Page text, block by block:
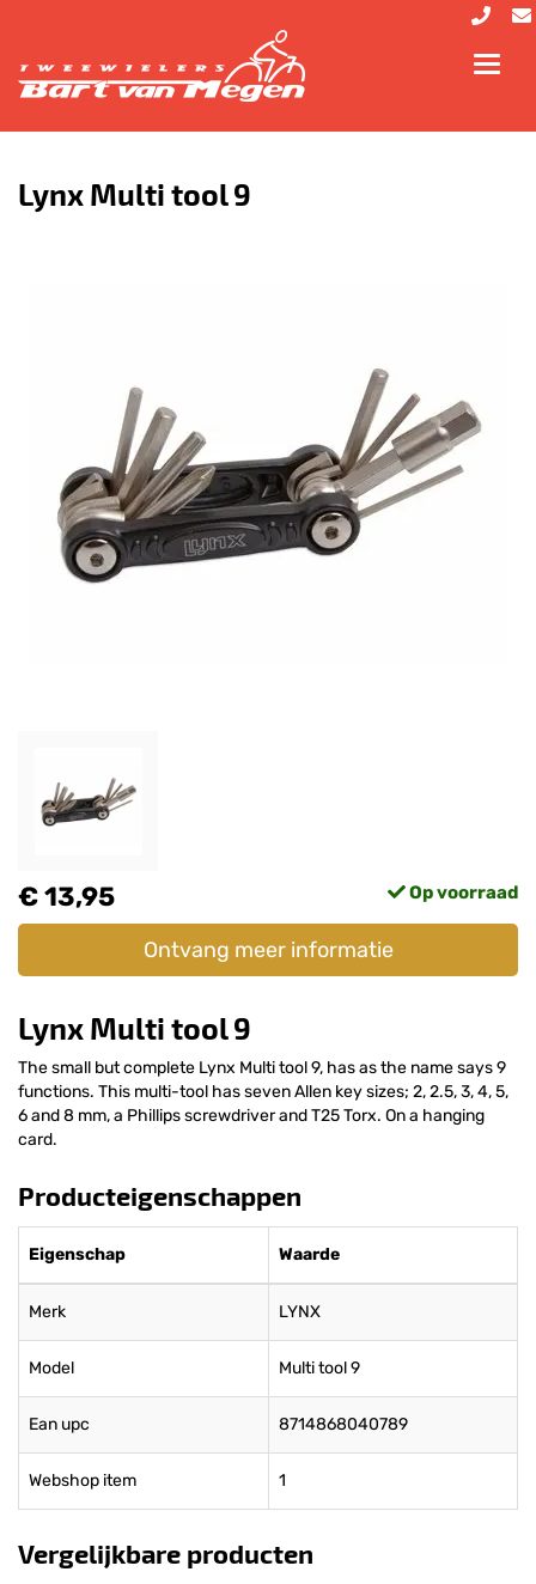
Lynx Multi tool 9
€ 13,95 Op voorraad
Ontvang meer informatie
Lynx Multi tool 9
The small but complete Lynx Multi tool 9, has as the name says 9
functions. This multi-tool has seven Allen key sizes; 2, 2.5, 3, 4, 5,
6 and 8 mm, a Phillips screwdriver and T25 Torx. On a hanging
card.
Producteigenschappen
Eigenschap Waarde
Merk LYNX
Model Multi tool 9
Ean upc 8714868040789
Webshop item 1
Vergelijkbare producten